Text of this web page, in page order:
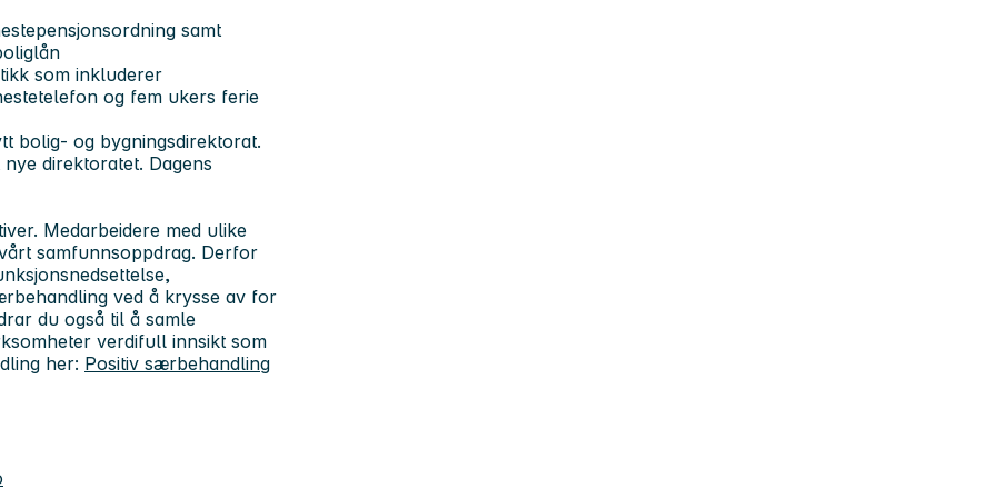
samt
som inkluderer
og fem ukers ferie
bolig- og bygningsdirektorat.
direktoratet. Dagens
Medarbeidere med ulike
samfunnsoppdrag. Derfor
ved å krysse av for
du også til å samle
verdifull innsikt som
her: Positiv særbehandling